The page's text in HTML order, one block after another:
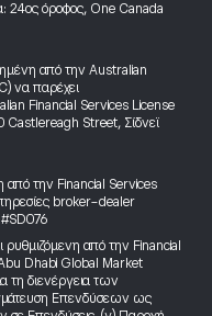
24ος όροφος, One Canada
από την Australian
να παρέχει
Financial Services License
Street, Σίδνεϊ
από την Financial Services
broker-dealer
ρυθμιζόμενη από την Financial
Dhabi Global Market
τη διενέργεια των
Επενδύσεων ως